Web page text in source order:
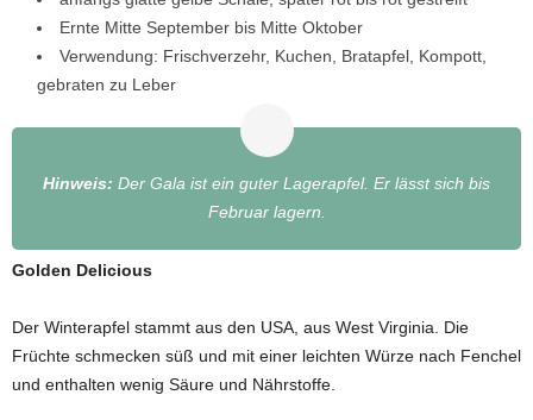
Ernte Mitte September bis Mitte Oktober
Verwendung: Frischverzehr, Kuchen, Bratapfel, Kompott,
gebraten zu Leber
Hinweis: Der Gala ist ein guter Lagerapfel. Er lässt sich bis
Februar lagern.
Golden Delicious
Der Winterapfel stammt aus den USA, aus West Virginia. Die
Früchte schmecken süß und mit einer leichten Würze nach Fenchel
und enthalten wenig Säure und Nährstoffe.